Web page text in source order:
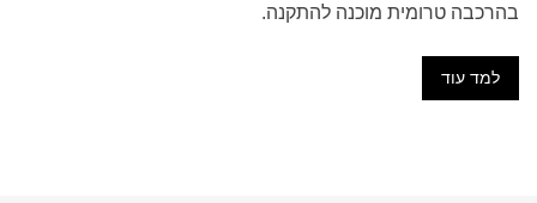
בהרכבה טרומית מוכנה להתקנה.
למד עוד